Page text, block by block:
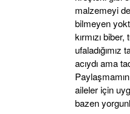
malzemeyi
bilmeyen
kırmızı
ufaladığımız
acıydı ama
aileler için
bazen